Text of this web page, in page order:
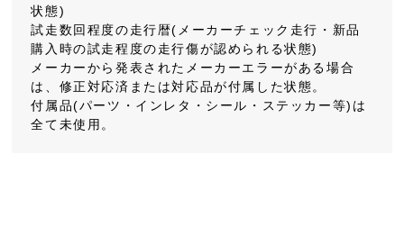
状態)
試走数回程度の走行暦(メーカーチェック走行・新品
購入時の試走程度の走行傷が認められる状態)
メーカーから発表されたメーカーエラーがある場合
は、修正対応済または対応品が付属した状態。
付属品(パーツ・インレタ・シール・ステッカー等)は
全て未使用。